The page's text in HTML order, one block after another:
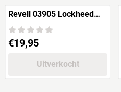
Revell 03905 Lockheed
Martin F-16 MLU 100th
Anniversary 1st Squadron
Florennes
Prijs: 19,95
€19,95
Uitverkocht